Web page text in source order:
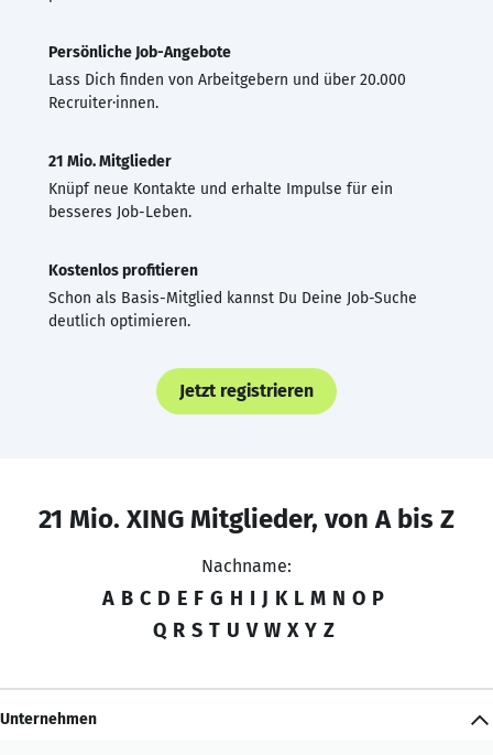
Persönliche Job-Angebote
Lass Dich finden von Arbeitgebern und über 20.000
Recruiter·innen.
21 Mio. Mitglieder
Knüpf neue Kontakte und erhalte Impulse für ein
besseres Job-Leben.
Kostenlos profitieren
Schon als Basis-Mitglied kannst Du Deine Job-Suche
deutlich optimieren.
Jetzt registrieren
21 Mio. XING Mitglieder, von A bis Z
Nachname:
A B C D E F G H I J K L M N O P
Q R S T U V W X Y Z
Unternehmen